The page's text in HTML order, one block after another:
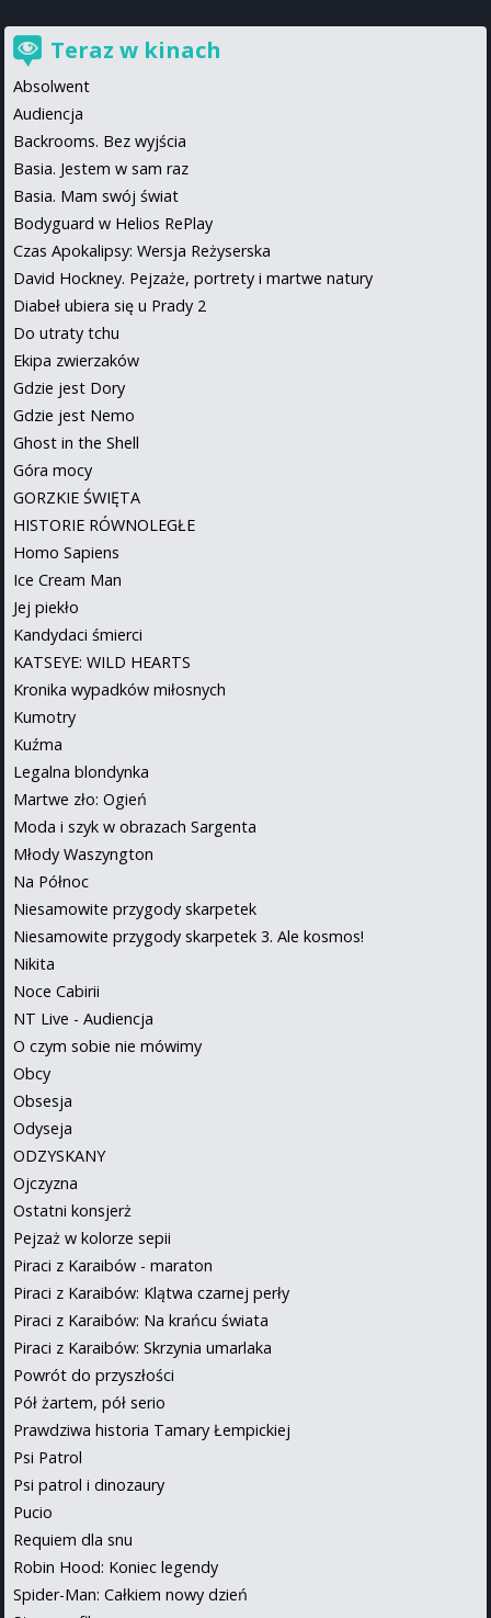
Teraz w kinach
Absolwent
Audiencja
Backrooms. Bez wyjścia
Basia. Jestem w sam raz
Basia. Mam swój świat
Bodyguard w Helios RePlay
Czas Apokalipsy: Wersja Reżyserska
David Hockney. Pejzaże, portrety i martwe natury
Diabeł ubiera się u Prady 2
Do utraty tchu
Ekipa zwierzaków
Gdzie jest Dory
Gdzie jest Nemo
Ghost in the Shell
Góra mocy
GORZKIE ŚWIĘTA
HISTORIE RÓWNOLEGŁE
Homo Sapiens
Ice Cream Man
Jej piekło
Kandydaci śmierci
KATSEYE: WILD HEARTS
Kronika wypadków miłosnych
Kumotry
Kuźma
Legalna blondynka
Martwe zło: Ogień
Moda i szyk w obrazach Sargenta
Młody Waszyngton
Na Północ
Niesamowite przygody skarpetek
Niesamowite przygody skarpetek 3. Ale kosmos!
Nikita
Noce Cabirii
NT Live - Audiencja
O czym sobie nie mówimy
Obcy
Obsesja
Odyseja
ODZYSKANY
Ojczyzna
Ostatni konsjerż
Pejzaż w kolorze sepii
Piraci z Karaibów - maraton
Piraci z Karaibów: Klątwa czarnej perły
Piraci z Karaibów: Na krańcu świata
Piraci z Karaibów: Skrzynia umarlaka
Powrót do przyszłości
Pół żartem, pół serio
Prawdziwa historia Tamary Łempickiej
Psi Patrol
Psi patrol i dinozaury
Pucio
Requiem dla snu
Robin Hood: Koniec legendy
Spider-Man: Całkiem nowy dzień